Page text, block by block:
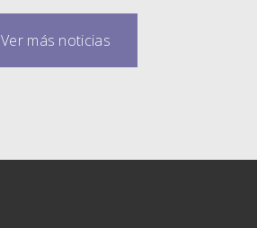
Ver más noticias